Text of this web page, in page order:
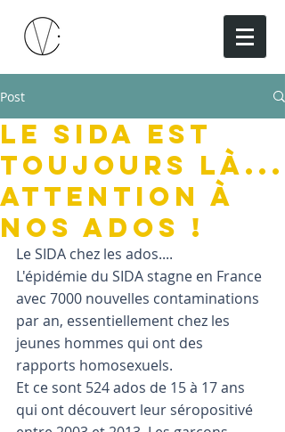
Post
Le SIDA est
toujours là...
attention à
nos ados !
Le SIDA chez les ados....
L'épidémie du SIDA stagne en France
avec 7000 nouvelles contaminations
par an, essentiellement chez les
jeunes hommes qui ont des
rapports homosexuels.
Et ce sont 524 ados de 15 à 17 ans
qui ont découvert leur séropositivé